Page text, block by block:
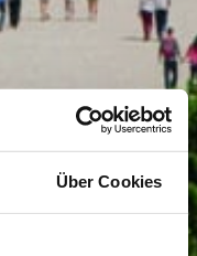
Über Cookies